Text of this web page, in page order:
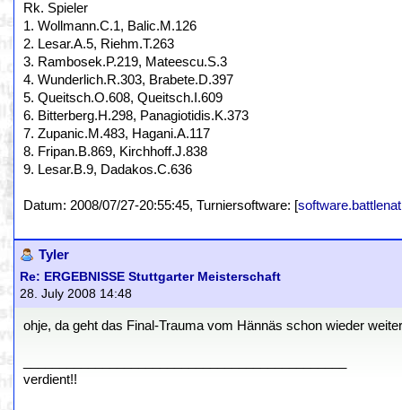
Rk. Spieler
1. Wollmann.C.1, Balic.M.126
2. Lesar.A.5, Riehm.T.263
3. Rambosek.P.219, Mateescu.S.3
4. Wunderlich.R.303, Brabete.D.397
5. Queitsch.O.608, Queitsch.I.609
6. Bitterberg.H.298, Panagiotidis.K.373
7. Zupanic.M.483, Hagani.A.117
8. Fripan.B.869, Kirchhoff.J.838
9. Lesar.B.9, Dadakos.C.636
Datum: 2008/07/27-20:55:45, Turniersoftware: [
Tyler
Re: ERGEBNISSE Stuttgarter Meisterschaft
28. July 2008 14:48
ohje, da geht das Final-Trauma vom Hännäs schon wieder
verdient!!